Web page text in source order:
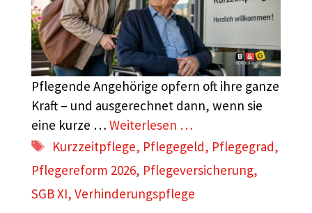
Pflegende Angehörige opfern oft ihre ganze
Kraft – und ausgerechnet dann, wenn sie
eine kurze … Weiterlesen …
Schlagwörter
Kurzzeitpflege, Pflegegeld, Pflegegrad,
Pflegereform 2026, Pflegeversicherung,
SGB XI, Verhinderungspflege